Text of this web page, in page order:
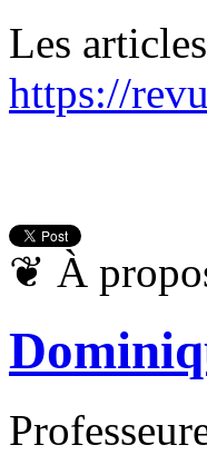
Les
https://
❦ À